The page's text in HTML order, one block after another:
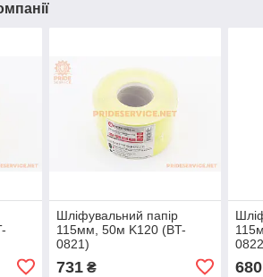
Шліфувальний папір
115мм, 50м K120 (BT-
0821)
731₴ 680